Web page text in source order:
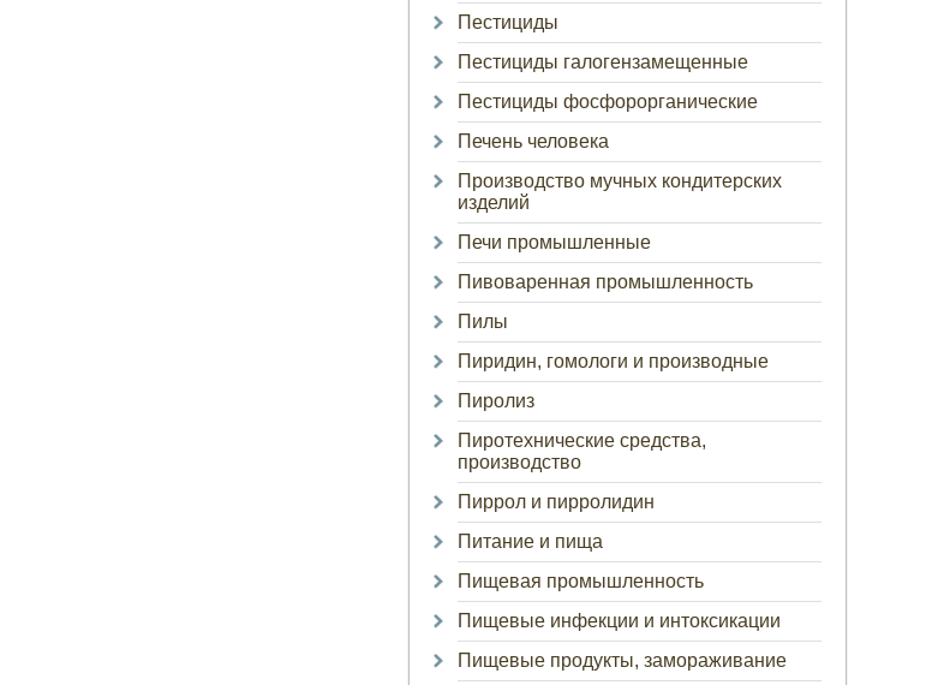
Пестициды
Пестициды галогензамещенные
Пестициды фосфорорганические
Печень человека
Производство мучных кондитерских
изделий
Печи промышленные
Пивоваренная промышленность
Пилы
Пиридин, гомологи и производные
Пиролиз
Пиротехнические средства,
производство
Пиррол и пирролидин
Питание и пища
Пищевая промышленность
Пищевые инфекции и интоксикации
Пищевые продукты, замораживание